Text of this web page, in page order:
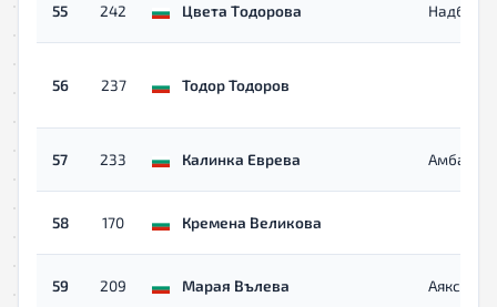
55 242 Цвета Tодорова
56 237 Тодор Toдоров
57 233 Калинка Еврева
58 170 Кремена Великова
59 209 Марая Вълева Аякс